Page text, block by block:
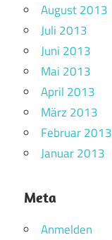
August 2013
Juli 2013
Juni 2013
Mai 2013
April 2013
März 2013
Februar 2013
Januar 2013
Meta
Anmelden